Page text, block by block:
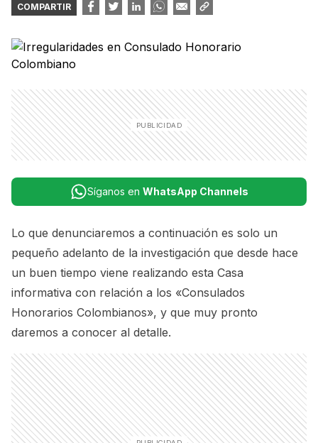
COMPARTIR
Síganos en WhatsApp Channels
Lo que denunciaremos a continuación es solo un
pequeño adelanto de la investigación que desde hace
un buen tiempo viene realizando esta Casa
informativa con relación a los «Consulados
Honorarios Colombianos», y que muy pronto
daremos a conocer al detalle.